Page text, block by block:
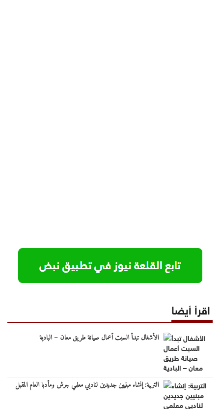
اقرأ أيضا
الأشغال تبدأ السبت أعمال صيانة طريق معان – البادية
التربية: إنشاء مبنيين جديدين لناديي معلمي جرش ومأدبا العام المقبل